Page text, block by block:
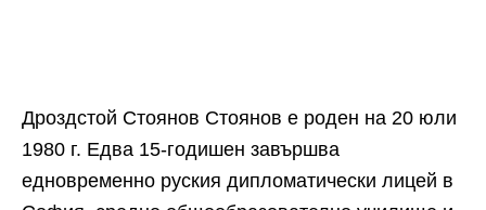
Дроздстой Стоянов Стоянов е роден на 20 юли
1980 г. Едва 15-годишен завършва
едновременно руския дипломатически лицей в